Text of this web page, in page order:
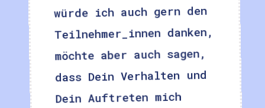
würde ich auch gern den
Teilnehmer_innen danken,
möchte aber auch sagen,
dass Dein Verhalten und
Dein Auftreten mich